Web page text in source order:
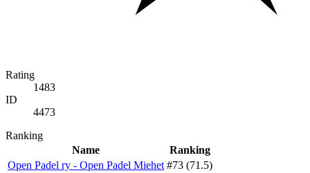
Rating
1483
ID
4473
Ranking
Name
Ranking
Open Padel ry - Open Padel Miehet #73 (71.5)